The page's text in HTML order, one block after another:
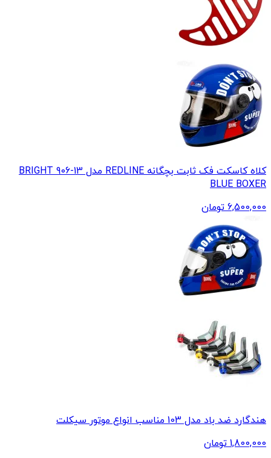
کلاه کاسکت فک ثابت بچگانه REDLINE مدل 13-906 BRIGHT
BLUE BOXER
6,500,000 تومان
هندگارد ضد باد مدل 103 مناسب انواع موتور سيکلت
1,800,000 تومان